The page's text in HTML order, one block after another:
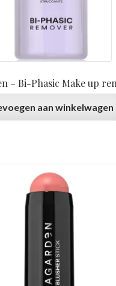
– Bi-Phasic Make up
aan winkelwagen